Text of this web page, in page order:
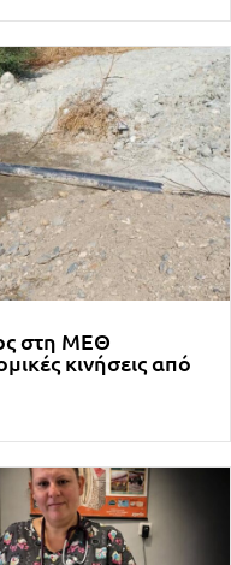
στη ΜΕΘ
κινήσεις από